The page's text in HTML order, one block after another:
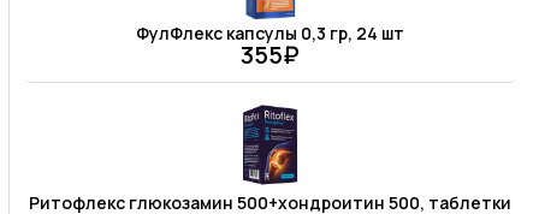
ФулФлекс капсулы 0,3 гр, 24 шт
355₽
Ритофлекс глюкозамин 500+хондроитин 500, таблетки